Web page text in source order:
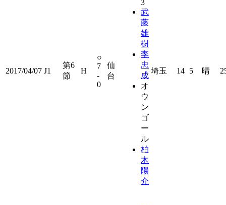
2017/04/07 J1
第6
節
H
○
7
-
0
仙
台
3
武
藤
雄
樹
李
忠
成
オ
ウ
ン
ゴ
ー
ル
柏
木
陽
介
埼玉 14 5 晴